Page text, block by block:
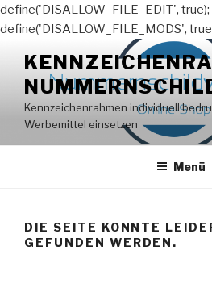
define('DISALLOW_FILE_EDIT', true);
define('DISALLOW_FILE_MODS',
Inhalt
springen
Kennzeichenrahmen individuell
Werbemittel einsetzen
Menü
DIE SEITE KONNTE
GEFUNDEN WERDEN.